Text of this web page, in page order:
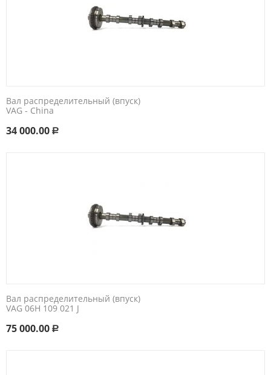
Вал распределительный (впуск)
VAG - China
34 000.00 Р
Вал распределительный (впуск)
VAG 06H 109 021 J
75 000.00 Р